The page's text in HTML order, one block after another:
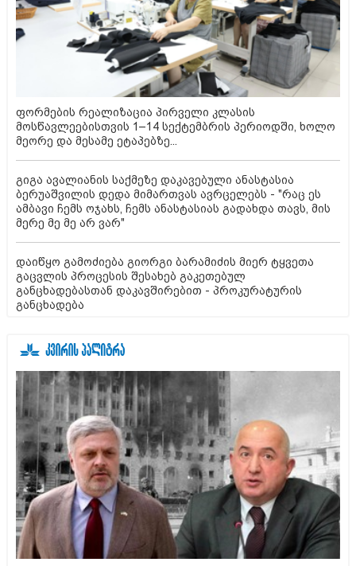
ფორმების რეალიზაცია პირველი კლასის
მოსწავლეებისთვის 1–14 სექტემბრის პერიოდში, ხოლო
მეორე და მესამე ეტაპებზე...
გიგა ავალიანის საქმეზე დაკავებული ანასტასია
ბერუაშვილის დედა მიმართვას ავრცელებს - "რაც ეს
ამბავი ჩემს ოჯახს, ჩემს ანასტასიას გადახდა თავს, მის
მერე მე მე არ ვარ"
დაიწყო გამოძიება გიორგი ბარამიძის მიერ ტყვეთა
გაცვლის პროცესის შესახებ გაკეთებულ
განცხადებასთან დაკავშირებით - პროკურატურის
განცხადება